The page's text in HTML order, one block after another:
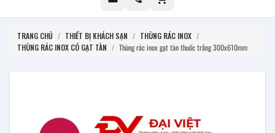
TRANG CHỦ / THIẾT BỊ KHÁCH SẠN / THÙNG RÁC INOX /
THÙNG RÁC INOX CÓ GẠT TÀN / Thùng rác inox gạt tàn thuốc trắng 300x610mm